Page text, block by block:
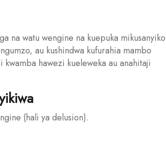
na watu wengine na kuepuka mikusanyiko
au kushindwa kufurahia mambo
hawezi kueleweka au anahitaji
(hali ya delusion).